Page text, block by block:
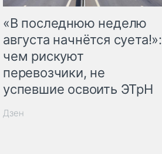
«В последнюю неделю
августа начнётся суета!»:
чем рискуют
перевозчики, не
успевшие освоить ЭТрН
Дзен